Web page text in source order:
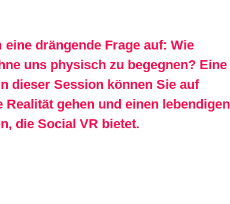
drängende Frage auf: Wie
uns physisch zu begegnen? Eine
dieser Session können Sie auf
gehen und einen lebendigen
die Social VR bietet.